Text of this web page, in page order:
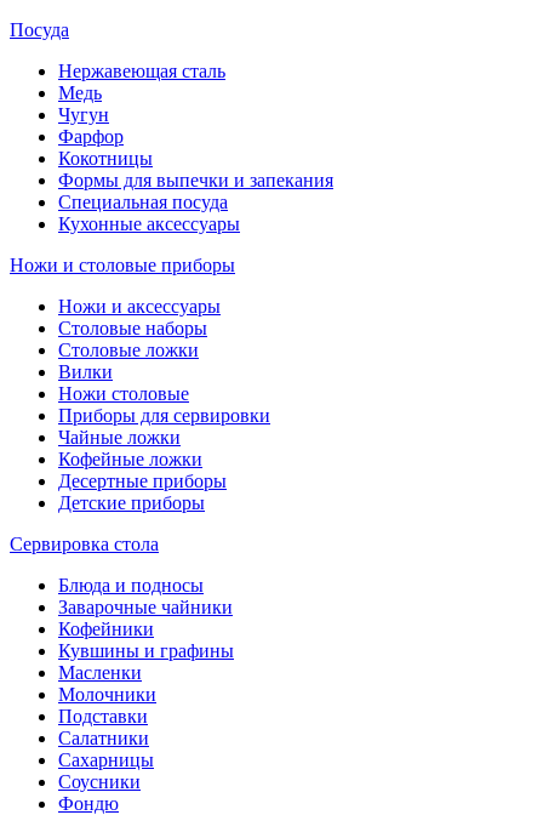
Посуда
Нержавеющая сталь
Медь
Чугун
Фарфор
Кокотницы
Формы для выпечки и запекания
Специальная посуда
Кухонные аксессуары
Ножи и столовые приборы
Ножи и аксессуары
Столовые наборы
Столовые ложки
Вилки
Ножи столовые
Приборы для сервировки
Чайные ложки
Кофейные ложки
Десертные приборы
Детские приборы
Сервировка стола
Блюда и подносы
Заварочные чайники
Кофейники
Кувшины и графины
Масленки
Молочники
Подставки
Салатники
Сахарницы
Соусники
Фондю